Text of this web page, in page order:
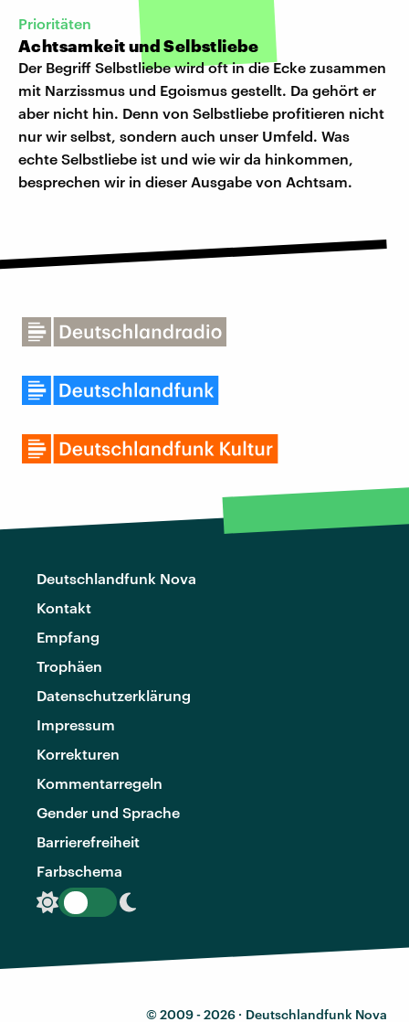
Prioritäten
Achtsamkeit und Selbstliebe
Der Begriff Selbstliebe wird oft in die Ecke zusammen
mit Narzissmus und Egoismus gestellt. Da gehört er
aber nicht hin. Denn von Selbstliebe profitieren nicht
nur wir selbst, sondern auch unser Umfeld. Was
echte Selbstliebe ist und wie wir da hinkommen,
besprechen wir in dieser Ausgabe von Achtsam.
Deutschlandfunk Nova
Kontakt
Empfang
Trophäen
Datenschutzerklärung
Impressum
Korrekturen
Kommentarregeln
Gender und Sprache
Barrierefreiheit
Farbschema
© 2009 - 2026 · Deutschlandfunk Nova